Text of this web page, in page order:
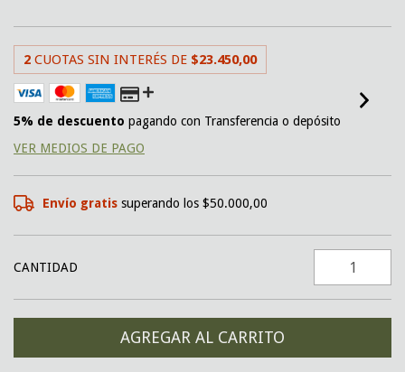
2 CUOTAS SIN INTERÉS DE $23.450,00
5% de descuento pagando con Transferencia o depósito
VER MEDIOS DE PAGO
Envío gratis superando los$50.000,00
CANTIDAD